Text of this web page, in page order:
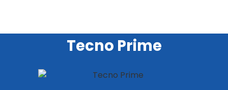
Tecno Prime